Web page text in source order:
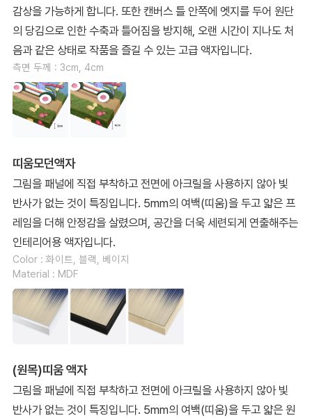
감상을 가능하게 합니다. 또한 캔버스 틀 안쪽에 엣지를 두어 원단
의 당김으로 인한 수축과 틀어짐을 방지해, 오랜 시간이 지나도 처
음과 같은 상태로 작품을 즐길 수 있는 고급 액자입니다.
측면 두께 : 3cm, 4cm
띠움모던액자
그림을 패널에 직접 부착하고 전면에 아크릴을 사용하지 않아 빛
반사가 없는 것이 특징입니다. 5mm의 여백(띠움)을 두고 얇은 프
레임을 더해 안정감을 살렸으며, 공간을 더욱 세련되게 연출해주는
인테리어용 액자입니다.
Color : 화이트, 블랙, 베이지
Material : MDF
(원목)띠움 액자
그림을 패널에 직접 부착하고 전면에 아크릴을 사용하지 않아 빛
반사가 없는 것이 특징입니다. 5mm의 여백(띠움)을 두고 얇은 원